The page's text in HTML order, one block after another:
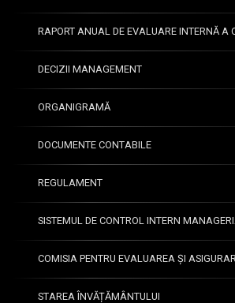
RAPORT ANUAL DE EVALUARE INTERNĂ A
DECIZII MANAGEMENT
ORGANIGRAMĂ
DOCUMENTE CONTABILE
REGULAMENT
SISTEMUL DE CONTROL INTERN
COMISIA PENTRU EVALUAREA ȘI
STAREA ÎNVĂȚĂMÂNTULUI